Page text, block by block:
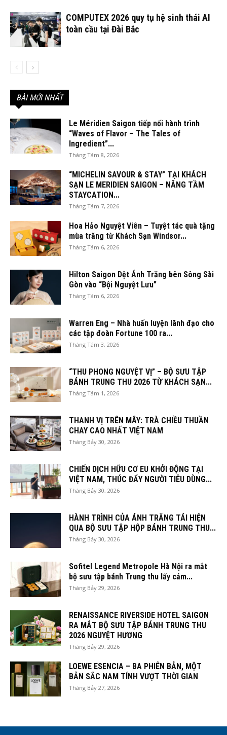
COMPUTEX 2026 quy tụ hệ sinh thái AI
toàn cầu tại Đài Bắc
BÀI MỚI NHẤT
Le Méridien Saigon tiếp nối hành trình
“Waves of Flavor – The Tales of
Ingredient”...
Tháng Tám 8, 2026
“MICHELIN SAVOUR & STAY” TẠI KHÁCH
SẠN LE MERIDIEN SAIGON – NÂNG TẦM
STAYCATION...
Tháng Tám 7, 2026
Hoa Hảo Nguyệt Viên – Tuyệt tác quà tặng
mùa trăng từ Khách Sạn Windsor...
Tháng Tám 6, 2026
Hilton Saigon Dệt Ánh Trăng bên Sông Sài
Gòn vào “Bội Nguyệt Lưu”
Tháng Tám 6, 2026
Warren Eng – Nhà huấn luyện lãnh đạo cho
các tập đoàn Fortune 100 ra...
Tháng Tám 3, 2026
“THU PHONG NGUYỆT VỊ” – BỘ SƯU TẬP
BÁNH TRUNG THU 2026 TỪ KHÁCH SẠN...
Tháng Tám 1, 2026
THANH VỊ TRÊN MÂY: TRÀ CHIỀU THUẦN
CHAY CAO NHẤT VIỆT NAM
Tháng Bảy 30, 2026
CHIẾN DỊCH HỮU CƠ EU KHỞI ĐỘNG TẠI
VIỆT NAM, THÚC ĐẨY NGƯỜI TIÊU DÙNG...
Tháng Bảy 30, 2026
HÀNH TRÌNH CỦA ÁNH TRĂNG TÁI HIỆN
QUA BỘ SƯU TẬP HỘP BÁNH TRUNG THU...
Tháng Bảy 30, 2026
Sofitel Legend Metropole Hà Nội ra mắt
bộ sưu tập bánh Trung thu lấy cảm...
Tháng Bảy 29, 2026
RENAISSANCE RIVERSIDE HOTEL SAIGON
RA MẮT BỘ SƯU TẬP BÁNH TRUNG THU
2026 NGUYỆT HƯƠNG
Tháng Bảy 29, 2026
LOEWE ESENCIA – BA PHIÊN BẢN, MỘT
BẢN SẮC NAM TÍNH VƯỢT THỜI GIAN
Tháng Bảy 27, 2026